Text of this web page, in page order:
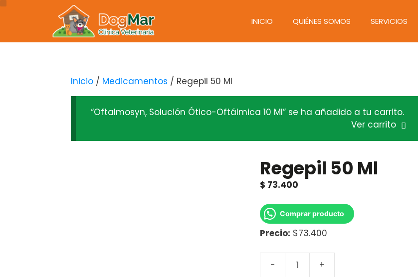
INICIO QUIÉNES SOMOS SERVICIOS
Inicio / Medicamentos / Regepil 50 Ml
“Oftalmosyn, Solución Ótico-Oftálmica 10 Ml” se ha añadido a tu carrito.
Ver carrito
Regepil 50 Ml
$ 73.400
Comprar producto
Precio: $73.400